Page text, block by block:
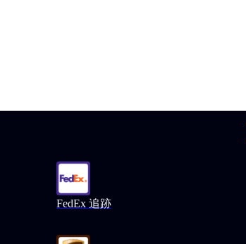
FedEx 追跡